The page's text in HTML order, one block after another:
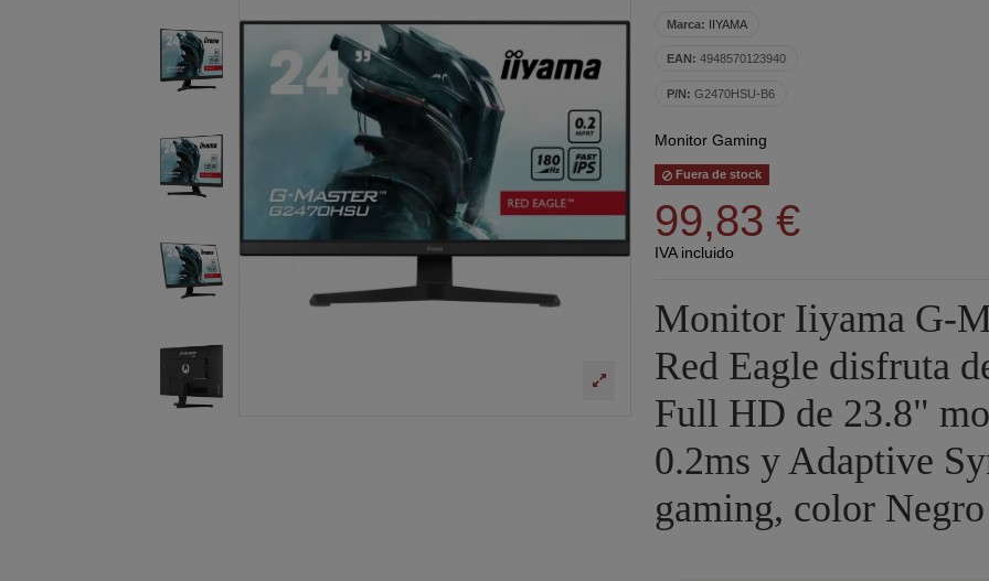
Marca: IIYAMA
EAN: 4948570123940
P/N: G2470HSU-B6
Monitor Gaming
Fuera de stock
99,83 €
IVA incluido
Monitor Iiyama G-
Red Eagle disfruta
Full HD de 23.8"
0.2ms y Adaptive
gaming, color Negro